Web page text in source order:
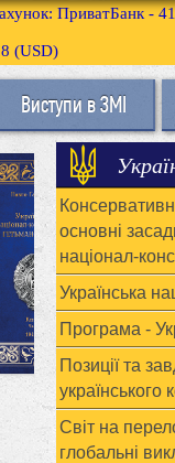
ПриватБанк -
(USD)
Виступи в ЗМІ
основні
націонал-
Українська
Програма -
Позиції та
українського
Світ на
глобальні